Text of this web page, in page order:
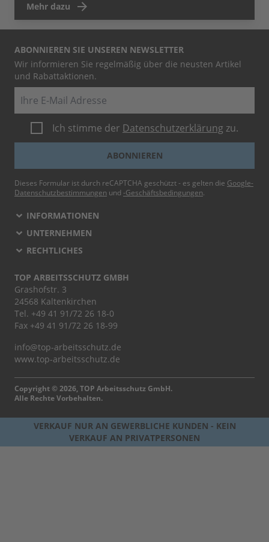
Mehr dazu
ABONNIEREN SIE UNSEREN NEWSLETTER
Wir informieren Sie regelmäßig über die neusten Artikel
und Rabattaktionen.
Ich stimme der Datenschutzerklärung zu.
ABONNIEREN
Dieses Formular ist durch reCAPTCHA geschützt - es gelten die Google-
Datenschutzbestimmungen und -Geschäftsbedingungen.
INFORMATIONEN
UNTERNEHMEN
RECHTLICHES
TOP ARBEITSSCHUTZ GMBH
Grashofstr. 3
24568 Kaltenkirchen
Tel. +49 41 91/72 26 18-0
Fax +49 41 91/72 26 18-99
info@top-arbeitsschutz.de
www.top-arbeitsschutz.de
Copyright © 2026, TOP Arbeitsschutz GmbH.
Alle Rechte Vorbehalten.
VERKAUF NUR AN GEWERBLICHE KUNDEN - KEIN
VERKAUF AN PRIVATPERSONEN